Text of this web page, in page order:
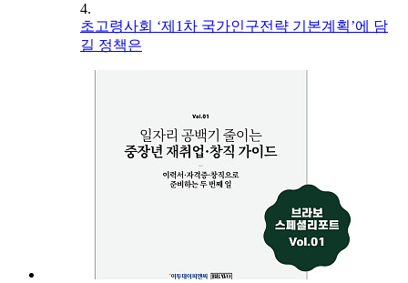
4.
초고령사회 ‘제1차 국가인구전략 기본계획’에 담
길 정책은